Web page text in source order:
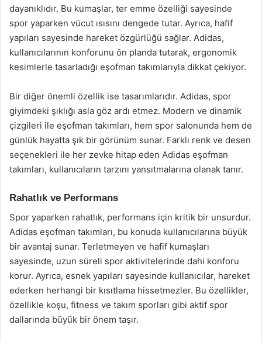
dayanıklıdır. Bu kumaşlar, ter emme özelliği sayesinde
spor yaparken vücut ısısını dengede tutar. Ayrıca, hafif
yapıları sayesinde hareket özgürlüğü sağlar. Adidas,
kullanıcılarının konforunu ön planda tutarak, ergonomik
kesimlerle tasarladığı eşofman takımlarıyla dikkat çekiyor.
Bir diğer önemli özellik ise tasarımlarıdır. Adidas, spor
giyimdeki şıklığı asla göz ardı etmez. Modern ve dinamik
çizgileri ile eşofman takımları, hem spor salonunda hem de
günlük hayatta şık bir görünüm sunar. Farklı renk ve desen
seçenekleri ile her zevke hitap eden Adidas eşofman
takımları, kullanıcıların tarzını yansıtmalarına olanak tanır.
Rahatlık ve Performans
Spor yaparken rahatlık, performans için kritik bir unsurdur.
Adidas eşofman takımları, bu konuda kullanıcılarına büyük
bir avantaj sunar. Terletmeyen ve hafif kumaşları
sayesinde, uzun süreli spor aktivitelerinde dahi konforu
korur. Ayrıca, esnek yapıları sayesinde kullanıcılar, hareket
ederken herhangi bir kısıtlama hissetmezler. Bu özellikler,
özellikle koşu, fitness ve takım sporları gibi aktif spor
dallarında büyük bir önem taşır.